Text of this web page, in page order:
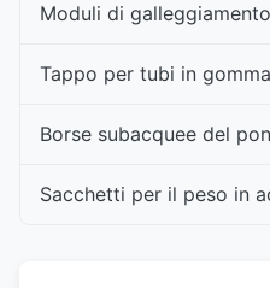
Moduli di
Tappo per tubi in gomma
Borse subacquee del
Sacchetti per il peso in